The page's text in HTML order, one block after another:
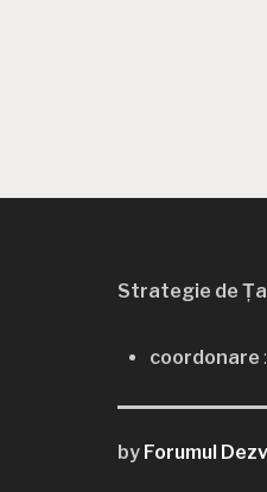
Strategie de
coordonare
by Forumul